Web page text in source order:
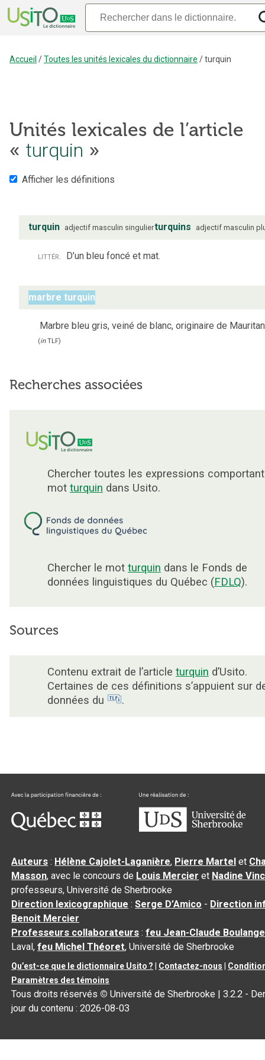
Accueil /Toutes les unités lexicales du dictionnaire /turquin
Unités lexicales de l’article
« turquin »
Afficher les définitions
turquin adjectif masculin singulierturquins adjectif masculin
littér. D’un bleu foncé et mat.
marbre turquin
Marbre bleu gris, veiné de blanc, originaire de
(inTLF)
Recherches associées
Chercher toutes les expressions
mot turquin dans Usito.
Chercher le mot turquin dans le Fonds de
données linguistiques du Québec (FDLQ).
Sources
Contenu extrait de l’article turquin d’Usito.
Certaines de ces définitions s’appuient sur
données du
.
Auteurs : Hélène Cajolet-Laganière, Pierre Martel et
Masson, avec le concours de Louis Mercier et Nadine
professeurs, Université de Sherbrooke
Direction lexicographique :Serge D’Amico - Direction
Benoit Mercier
Professeurs collaborateurs :feu Jean-Claude
Laval,feu Michel Théoret, Université de Sherbrooke
Qu’est-ce que le dictionnaire Usito ? Contactez-nous
Paramètres des témoins
Tous droits réservés © Université de Sherbrooke |3.2.2 -
jour du contenu :2026-08-03